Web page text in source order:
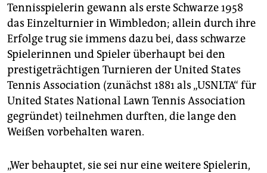
Tennisspielerin gewann als erste Schwarze 1958
das Einzelturnier in Wimbledon; allein durch ihre
Erfolge trug sie immens dazu bei, dass schwarze
Spielerinnen und Spieler überhaupt bei den
prestigeträchtigen Turnieren der United States
Tennis Association (zunächst 1881 als „USNLTA“ für
United States National Lawn Tennis Association
gegründet) teilnehmen durften, die lange den
Weißen vorbehalten waren.
„Wer behauptet, sie sei nur eine weitere Spielerin,